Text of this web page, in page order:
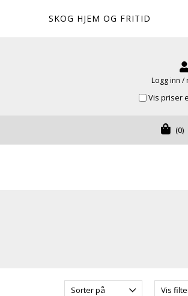
SKOG HJEM OG FRITID
Logg inn /
Vis priser
(0)
Vis
Sorter på